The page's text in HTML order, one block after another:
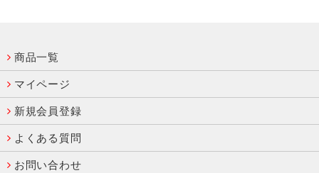
商品一覧
マイページ
新規会員登録
よくある質問
お問い合わせ